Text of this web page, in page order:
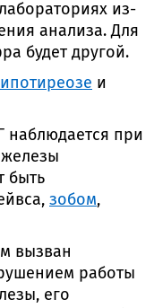
из-
анализа. Для
будет другой.
и
наблюдается при
быть
зобом,
вызван
работы
его